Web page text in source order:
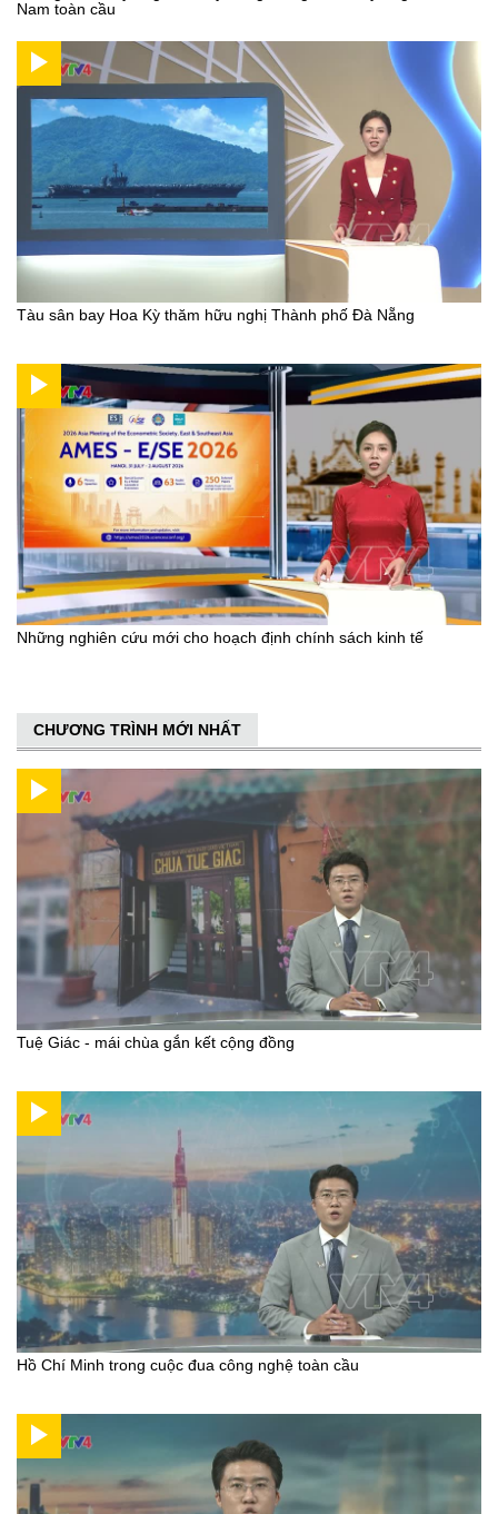
Nam toàn cầu
Tàu sân bay Hoa Kỳ thăm hữu nghị Thành phố Đà Nẵng
Những nghiên cứu mới cho hoạch định chính sách kinh tế
CHƯƠNG TRÌNH MỚI NHẤT
Tuệ Giác - mái chùa gắn kết cộng đồng
Hồ Chí Minh trong cuộc đua công nghệ toàn cầu